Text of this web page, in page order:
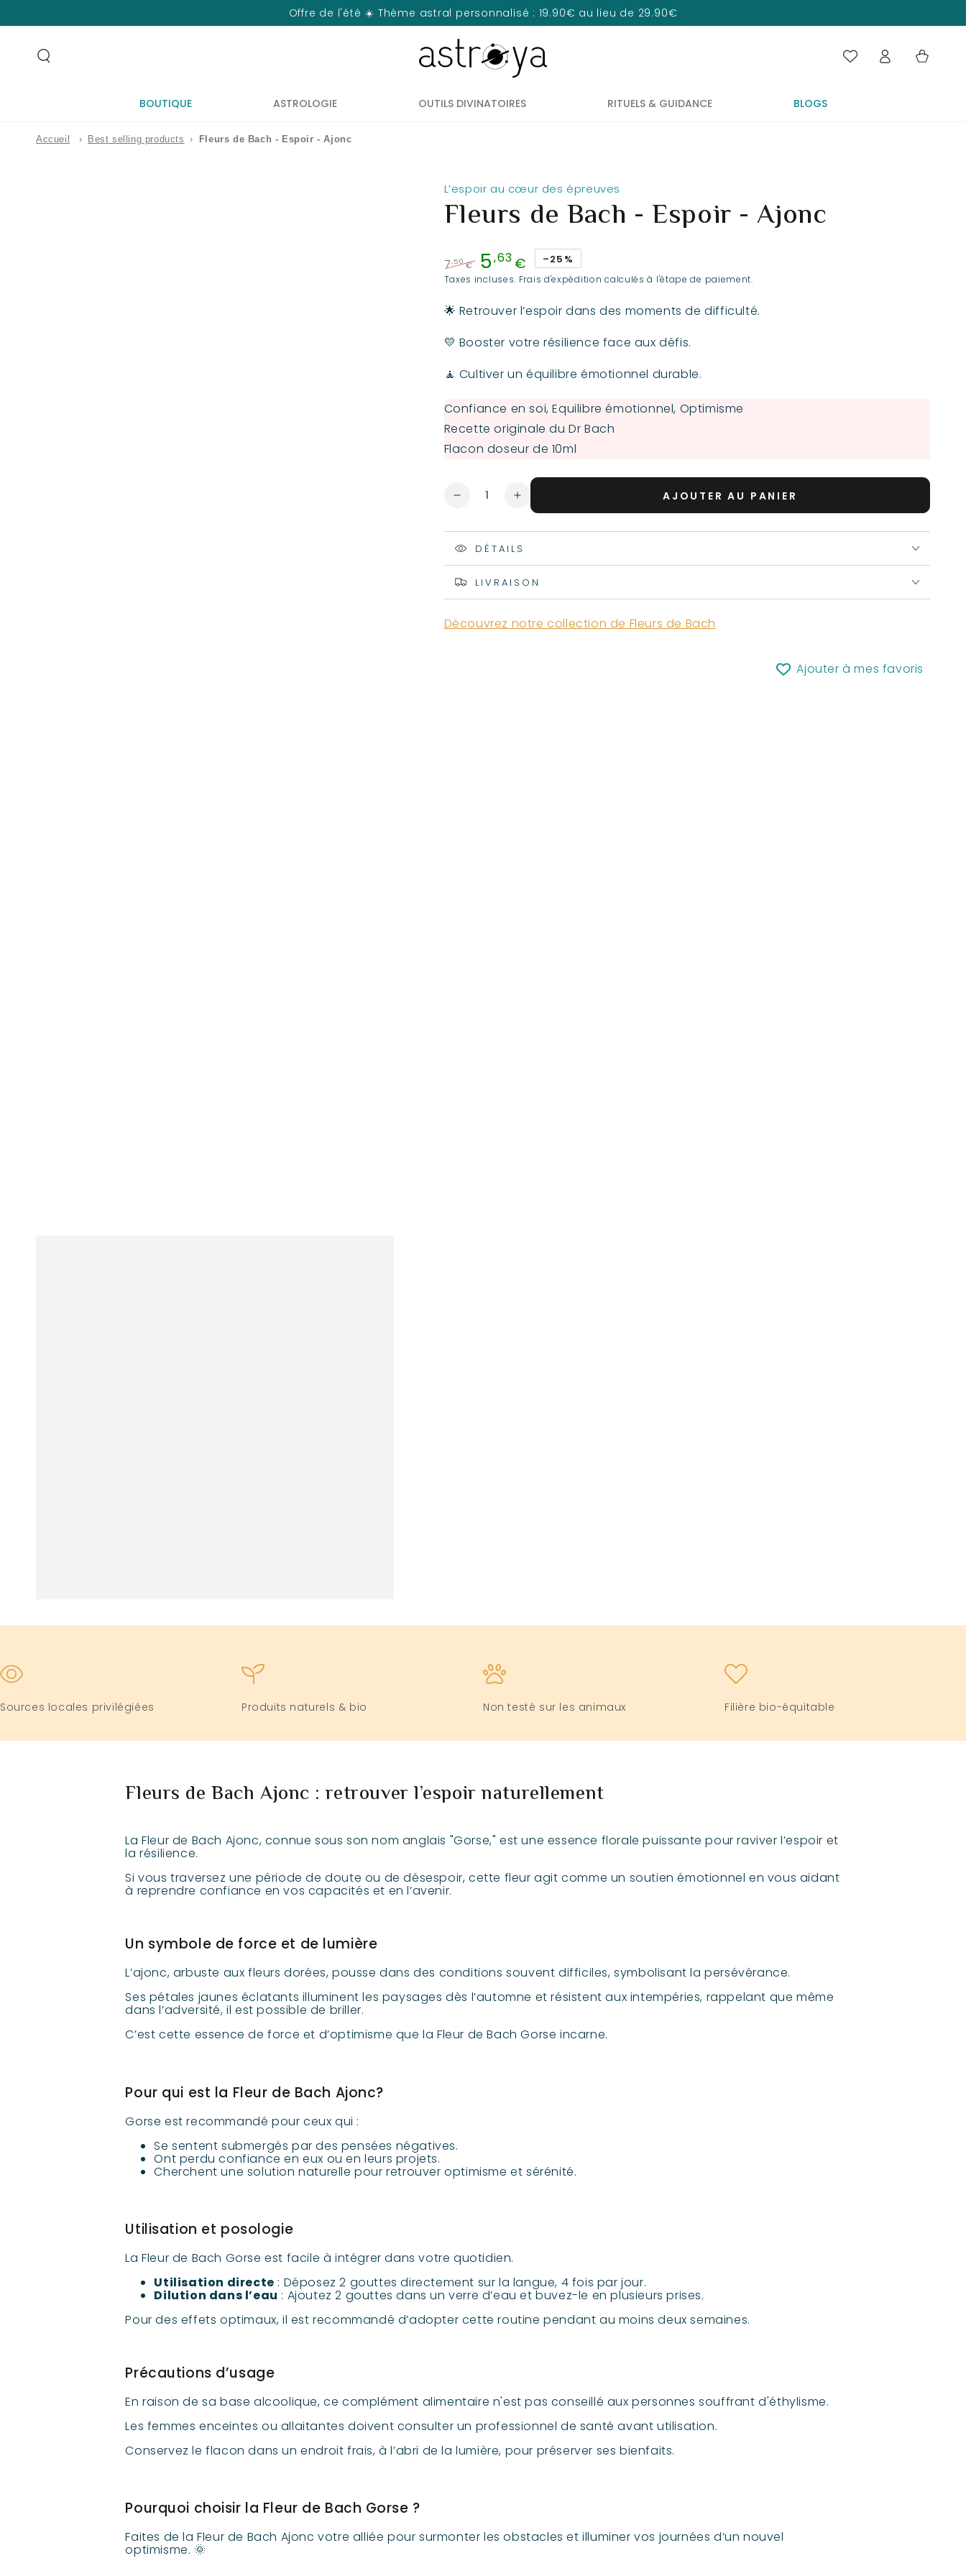
Offre de l'été ☀️ Thème astral personnalisé : 19.90€ au lieu de 29.90€
BOUTIQUE ASTROLOGIE OUTILS DIVINATOIRES RITUELS & GUIDANCE BLOGS
ConnexionPanier
Accueil › Best selling products › Fleurs de Bach - Espoir - Ajonc
L’espoir au cœur des épreuves
Fleurs de Bach - Espoir - Ajonc
Prix
7,50 €
Prix
vente
5,63 € –25%
Taxes incluses. Frais d'expédition calculés à l'étape de paiement.
🌟 Retrouver l’espoir dans des moments de difficulté.
💛 Booster votre résilience face aux défis.
🧘 Cultiver un équilibre émotionnel durable.
Confiance en soi, Equilibre émotionnel, Optimisme
Recette originale du Dr Bach
Flacon doseur de 10ml
Quantité
Réduire
quantité
de
Fleurs
de
Espoir
Augmenter
quantité
de
Fleurs
de
Espoir
AJOUTER AU PANIER
DÉTAILS
LIVRAISON
Découvrez notre collection de Fleurs de Bach
Ajouter à mes favoris
Sources locales privilégiées Produits naturels & bio Non testé sur les animaux Filière bio-équitable
Fleurs de Bach Ajonc : retrouver l’espoir naturellement
La Fleur de Bach Ajonc, connue sous son nom anglais "Gorse," est une essence florale puissante pour raviver l’espoir et
la résilience.
Si vous traversez une période de doute ou de désespoir, cette fleur agit comme un soutien émotionnel en vous aidant
à reprendre confiance en vos capacités et en l’avenir.
Un symbole de force et de lumière
L’ajonc, arbuste aux fleurs dorées, pousse dans des conditions souvent difficiles, symbolisant la persévérance.
Ses pétales jaunes éclatants illuminent les paysages dès l’automne et résistent aux intempéries, rappelant que même
dans l’adversité, il est possible de briller.
C’est cette essence de force et d’optimisme que la Fleur de Bach Gorse incarne.
Pour qui est la Fleur de Bach Ajonc?
Gorse est recommandé pour ceux qui :
Se sentent submergés par des pensées négatives.
Ont perdu confiance en eux ou en leurs projets.
Cherchent une solution naturelle pour retrouver optimisme et sérénité.
Utilisation et posologie
La Fleur de Bach Gorse est facile à intégrer dans votre quotidien.
Utilisation directe : Déposez 2 gouttes directement sur la langue, 4 fois par jour.
Dilution dans l’eau : Ajoutez 2 gouttes dans un verre d’eau et buvez-le en plusieurs prises.
Pour des effets optimaux, il est recommandé d’adopter cette routine pendant au moins deux semaines.
Précautions d’usage
En raison de sa base alcoolique, ce complément alimentaire n'est pas conseillé aux personnes souffrant d'éthylisme.
Les femmes enceintes ou allaitantes doivent consulter un professionnel de santé avant utilisation.
Conservez le flacon dans un endroit frais, à l’abri de la lumière, pour préserver ses bienfaits.
Pourquoi choisir la Fleur de Bach Gorse ?
Faites de la Fleur de Bach Ajonc votre alliée pour surmonter les obstacles et illuminer vos journées d’un nouvel
optimisme. 🌞